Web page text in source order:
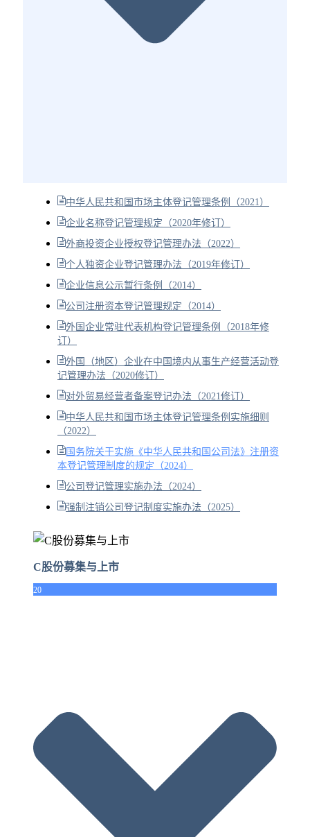
中华人民共和国市场主体登记管理条例（2021）
企业名称登记管理规定（2020年修订）
外商投资企业授权登记管理办法（2022）
个人独资企业登记管理办法（2019年修订）
企业信息公示暂行条例（2014）
公司注册资本登记管理规定（2014）
外国企业常驻代表机构登记管理条例（2018年修
订）
外国（地区）企业在中国境内从事生产经营活动登
记管理办法（2020修订）
对外贸易经营者备案登记办法（2021修订）
中华人民共和国市场主体登记管理条例实施细则
（2022）
国务院关于实施《中华人民共和国公司法》注册资
本登记管理制度的规定（2024）
公司登记管理实施办法（2024）
强制注销公司登记制度实施办法（2025）
C股份募集与上市
20